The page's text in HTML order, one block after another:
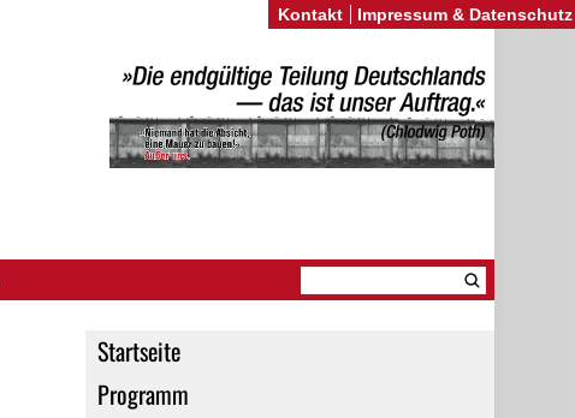
Startseite
Programm
Kontakt Impressum & Datenschutz